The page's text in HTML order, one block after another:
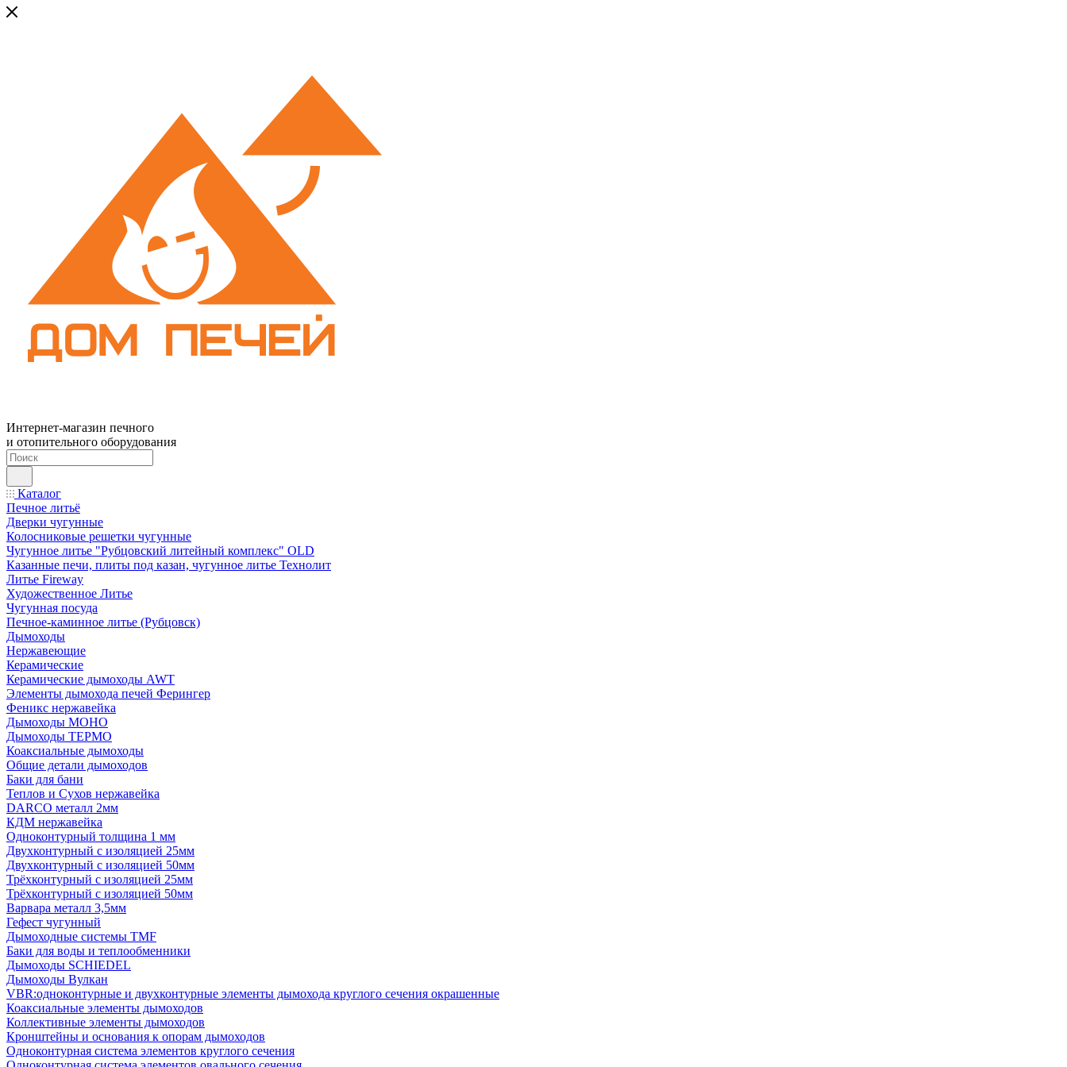
Интернет-магазин печного
и отопительного оборудования
Каталог
Печное литьё
Дверки чугунные
Колосниковые решетки чугунные
Чугунное литье "Рубцовский литейный комплекс" OLD
Казанные печи, плиты под казан, чугунное литье Технолит
Литье Fireway
Художественное Литье
Чугунная посуда
Печное-каминное литье (Рубцовск)
Дымоходы
Нержавеющие
Керамические
Керамические дымоходы AWT
Элементы дымохода печей Ферингер
Феникс нержавейка
Дымоходы МОНО
Дымоходы ТЕРМО
Коаксиальные дымоходы
Общие детали дымоходов
Баки для бани
Теплов и Сухов нержавейка
DARCO металл 2мм
КДМ нержавейка
Одноконтурный толщина 1 мм
Двухконтурный с изоляцией 25мм
Двухконтурный с изоляцией 50мм
Трёхконтурный с изоляцией 25мм
Трёхконтурный с изоляцией 50мм
Варвара металл 3,5мм
Гефест чугунный
Дымоходные системы TMF
Баки для воды и теплообменники
Дымоходы SCHIEDEL
Дымоходы Вулкан
VBR:одноконтурные и двухконтурные элементы дымохода круглого сечения окрашенные
Коаксиальные элементы дымоходов
Коллективные элементы дымоходов
Кронштейны и основания к опорам дымоходов
Одноконтурная система элементов круглого сечения